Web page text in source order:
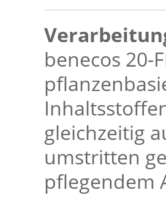
benecos 20-
gleichzeitig
umstritten
pflegendem